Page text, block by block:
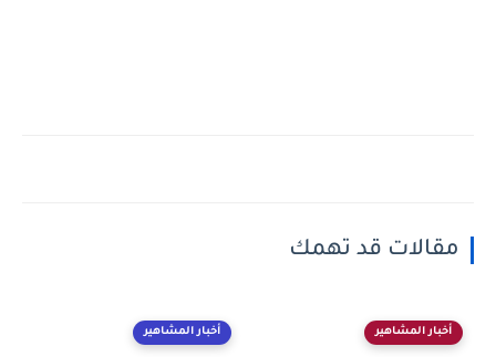
مقالات قد تهمك
أخبار المشاهير أخبار المشاهير